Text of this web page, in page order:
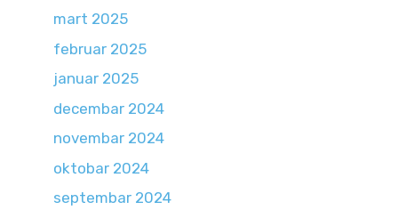
mart 2025
februar 2025
januar 2025
decembar 2024
novembar 2024
oktobar 2024
septembar 2024